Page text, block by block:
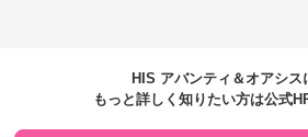
HIS アバンティ＆オアシス
もっと詳しく知りたい方は公式